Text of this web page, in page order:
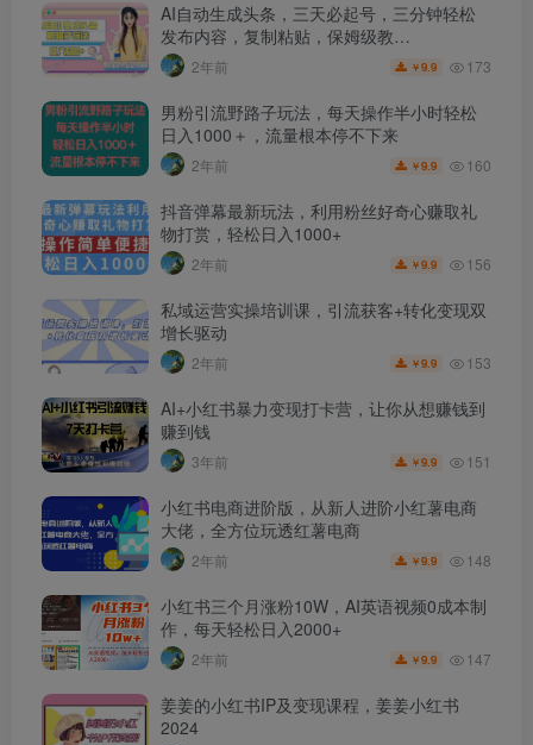
AI自动生成头条，三天必起号，三分钟轻松
发布内容，复制粘贴，保姆级教…
2年前 ￥9.9 173
男粉引流野路子玩法，每天操作半小时轻松
日入1000＋，流量根本停不下来
2年前 ￥9.9 160
抖音弹幕最新玩法，利用粉丝好奇心赚取礼
物打赏，轻松日入1000+
2年前 ￥9.9 156
私域运营实操培训课，引流获客+转化变现双
增长驱动
2年前 ￥9.9 153
AI+小红书暴力变现打卡营，让你从想赚钱到
赚到钱
3年前 ￥9.9 151
小红书电商进阶版，从新人进阶小红薯电商
大佬，全方位玩透红薯电商
2年前 ￥9.9 148
小红书三个月涨粉10W，AI英语视频0成本制
作，每天轻松日入2000+
2年前 ￥9.9 147
姜姜的小红书IP及变现课程，姜姜小红书
2024